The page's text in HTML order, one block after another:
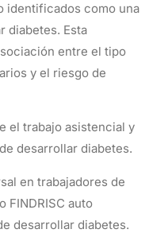
identificados como una
diabetes. Esta
entre el tipo
y el riesgo de
el trabajo asistencial y
desarrollar diabetes.
en trabajadores de
FINDRISC auto
desarrollar diabetes.